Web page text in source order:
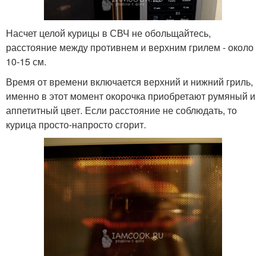
Насчет целой курицы в СВЧ не обольщайтесь,
расстояние между противнем и верхним грилем - около
10-15 см.
Время от времени включается верхний и нижний гриль,
именно в этот момент окорочка приобретают румяный и
аппетитный цвет. Если расстояние не соблюдать, то
курица просто-напросто сгорит.